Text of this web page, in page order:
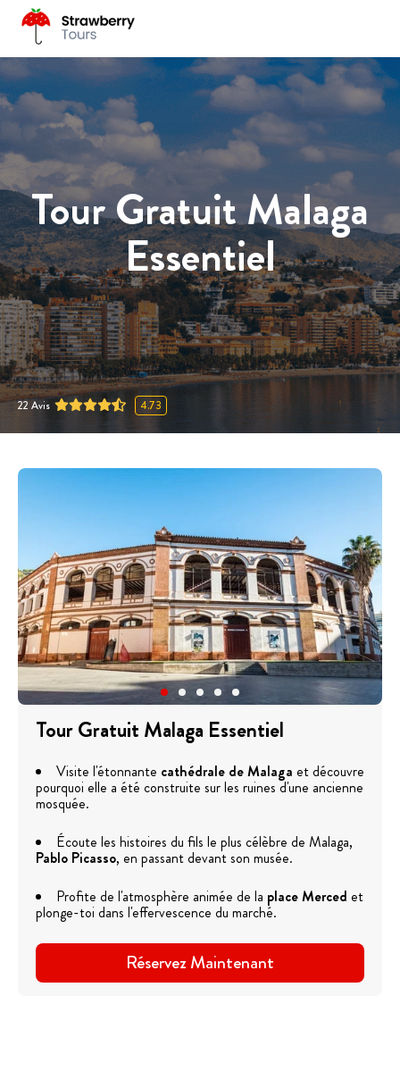
Tour Gratuit Malaga
Essentiel
22 Avis 4.73
Tour Gratuit Malaga Essentiel
Visite l'étonnante cathédrale de Malaga et découvre
pourquoi elle a été construite sur les ruines d'une ancienne
mosquée.
Écoute les histoires du fils le plus célèbre de Malaga,
Pablo Picasso, en passant devant son musée.
Profite de l'atmosphère animée de la place Merced et
plonge-toi dans l'effervescence du marché.
Réservez Maintenant